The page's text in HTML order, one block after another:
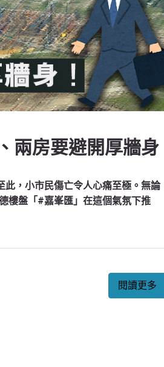
兩房要避開厚牆身
，小市民傷亡令人心痛至極。無論
樓盤「#嘉峯匯」在這個氣氛下推
閱讀更多